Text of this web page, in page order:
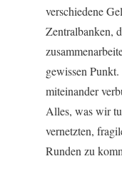
verschiedene
Zentralbanken,
gewissen
miteinander
Alles, was wir
vernetzten,
Runden zu